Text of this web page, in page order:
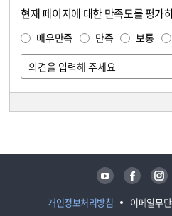
현재 페이지에 대한 만족도를 평가
매우만족 만족 보통
개인정보처리방침 이메일무
유튜브 페이스북 인스타그램